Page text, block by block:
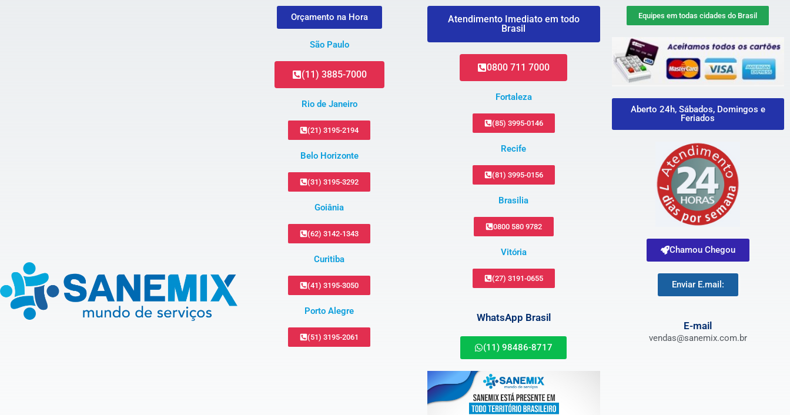
Orçamento na Hora
São Paulo
(11) 3885-7000
Rio de Janeiro
(21) 3195-2194
Belo Horizonte
(31) 3195-3292
Goiânia
(62) 3142-1343
Curitiba
(41) 3195-3050
Porto Alegre
(51) 3195-2061
Atendimento Imediato em todo
Brasil
0800 711 7000
Fortaleza
(85) 3995-0146
Recife
(81) 3995-0156
Brasilia
0800 580 9782
Vitória
(27) 3191-0655
WhatsApp Brasil
(11) 98486-8717
Equipes em todas cidades do Brasil
Aberto 24h, Sábados, Domingos e
Feriados
Chamou Chegou
Enviar E.mail:
E-mail
vendas@sanemix.com.br